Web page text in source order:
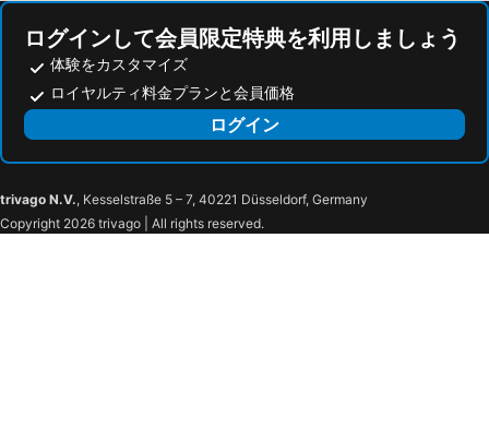
ログインして会員限定特典を利用しましょう
体験をカスタマイズ
ロイヤルティ料金プランと会員価格
ログイン
trivago N.V., Kesselstraße 5 – 7, 40221 Düsseldorf, Germany
Copyright 2026 trivago | All rights reserved.